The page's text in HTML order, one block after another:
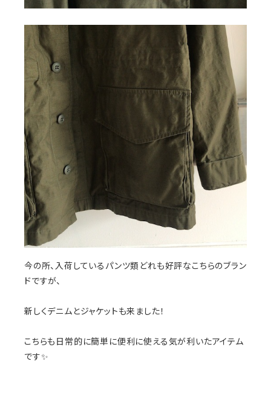
今の所、入荷しているパンツ類どれも好評なこちらのブラン
ドですが、
新しくデニムとジャケットも来ました！
こちらも日常的に簡単に便利に使える気が利いたアイテム
です✨